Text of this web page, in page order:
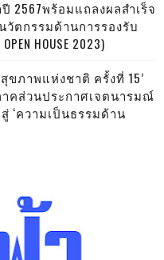
2567พร้อมแถลงผลสำเร็จ
วัตกรรมด้านการรองรับ
HOUSE 2023)
ขภาพแห่งชาติ ครั้งที่ 15’
คส่วนประกาศเจตนารมณ์
‘ความเป็นธรรมด้าน